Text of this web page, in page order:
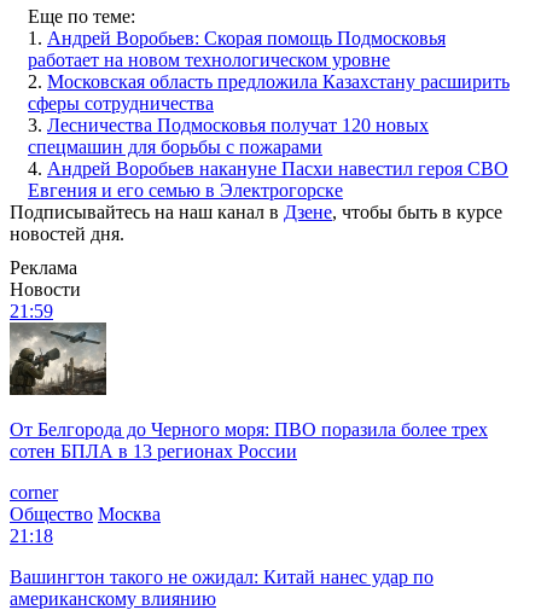
Еще по теме:
1. Андрей Воробьев: Скорая помощь Подмосковья
работает на новом технологическом уровне
2. Московская область предложила Казахстану расширить
сферы сотрудничества
3. Лесничества Подмосковья получат 120 новых
спецмашин для борьбы с пожарами
4. Андрей Воробьев накануне Пасхи навестил героя СВО
Евгения и его семью в Электрогорске
Подписывайтесь на наш канал в Дзене, чтобы быть в курсе
новостей дня.
Реклама
Новости
21:59
От Белгорода до Черного моря: ПВО поразила более трех
сотен БПЛА в 13 регионах России
corner
Общество Москва
21:18
Вашингтон такого не ожидал: Китай нанес удар по
американскому влиянию